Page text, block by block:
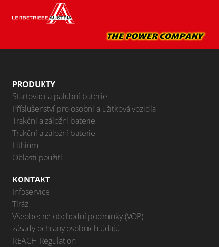
PRODUKTY
Startovací a palubní baterie
Příslušenství pro osobní a užitková vozidla
Trakční a záložní baterie
Trakční a záložní baterie
Lithium
Oblasti použití
KONTAKT
Infoservice
Tiráž
Všeobecné obchodní podmínky (VOP)
zásady ochrany osobních údajů
REACH Regulation